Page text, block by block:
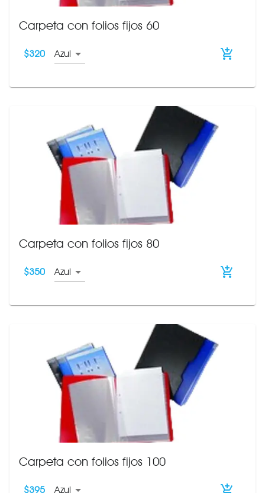
Carpeta con folios fijos 60
$320 Azul
Carpeta con folios fijos 80
$350 Azul
Carpeta con folios fijos 100
$395 Azul